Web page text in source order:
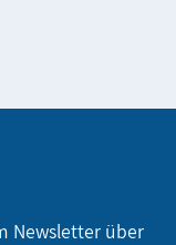
Newsletter über